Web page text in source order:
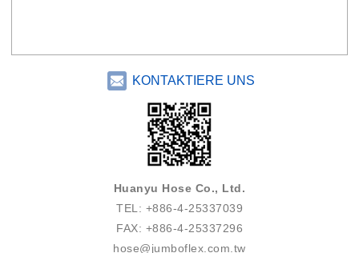
KONTAKTIERE UNS
Huanyu Hose Co., Ltd.
TEL: +886-4-25337039
FAX: +886-4-25337296
hose@jumboflex.com.tw